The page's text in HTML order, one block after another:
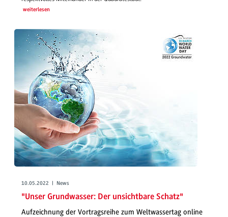
weiterlesen
10.05.2022 | News
"Unser Grundwasser: Der unsichtbare Schatz"
Aufzeichnung der Vortragsreihe zum Weltwassertag online